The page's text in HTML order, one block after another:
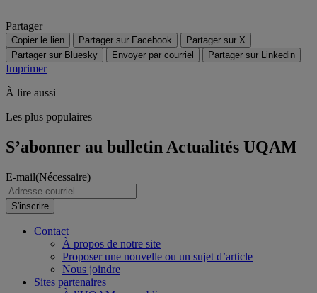
Partager
Copier le lien Partager sur Facebook
Partager sur X
Partager sur Bluesky
Envoyer par courriel Partager sur Linkedin
Imprimer
À lire aussi
Les plus populaires
S’abonner au bulletin Actualités UQAM
E-mail(Nécessaire)
S'inscrire
Contact
À propos de notre site
Proposer une nouvelle ou un sujet d’article
Nous joindre
Sites partenaires